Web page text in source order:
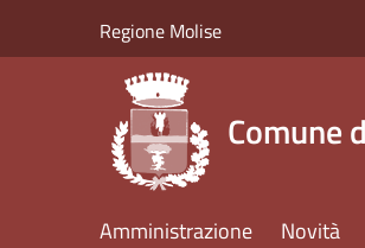
Regione Molise
Comune
Amministrazione Novità